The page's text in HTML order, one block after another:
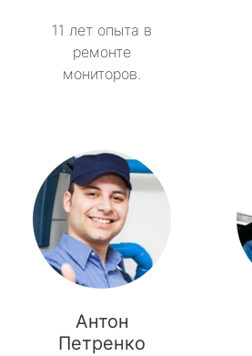
11 лет опыта в
ремонте
мониторов.
Антон
Петренко